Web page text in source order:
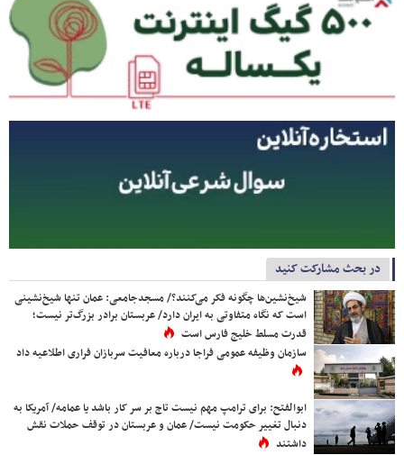
در بحث مشارکت کنید
شیخ‌نشین‌ها چگونه فکر می‌کنند؟/ مسجدجامعی: عمان تنها شیخ‌نشینی
است که نگاه متفاوتی به ایران دارد/ عربستان برادر بزرگ‌تر نیست؛
قدرت مسلط خلیج فارس است
سازمان وظیفه عمومی فراجا درباره معافیت سربازان فراری اطلاعیه داد
ابوالفتح: برای ترامپ مهم نیست تاج بر سر کار باشد یا عمامه/ آمریکا به
دنبال تغییر حکومت نیست/ عمان و عربستان در توقف حملات نقش
داشتند